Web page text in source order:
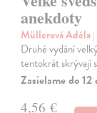
anekdoty
Müllerová Adéla
Druhé vydání
tentokrát skrývají
Zasielame do 12
4,56 €